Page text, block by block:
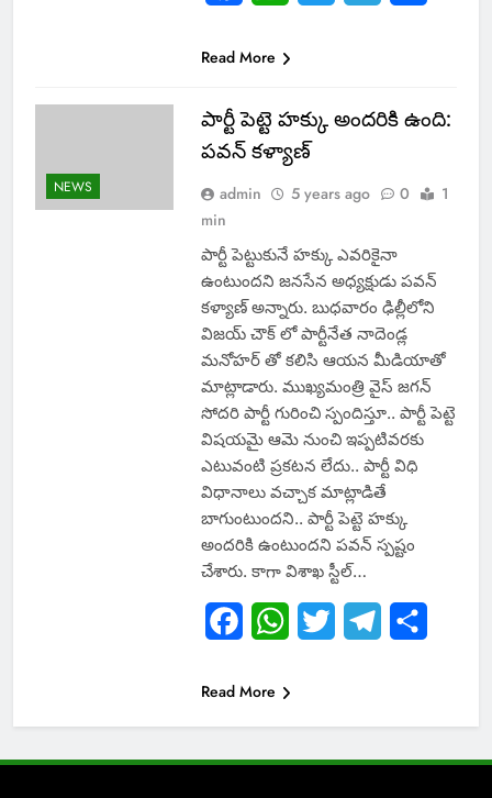
Read More
NEWS
పార్టీ పెట్టె హక్కు అందరికి ఉంది:
పవన్ కళ్యాణ్
admin 5 years ago 0
1
min
పార్టీ పెట్టుకునే హక్కు ఎవరికైనా
ఉంటుందని జనసేన అధ్యక్షుడు పవన్
కళ్యాణ్ అన్నారు. బుధవారం ఢిల్లీలోని
విజయ్ చౌక్ లో పార్టీనేత నాదెండ్ల
మనోహర్ తో కలిసి ఆయన మీడియాతో
మాట్లాడారు. ముఖ్యమంత్రి వైస్ జగన్
సోదరి పార్టీ గురించి స్పందిస్తూ.. పార్టీ పెట్టె
విషయమై ఆమె నుంచి ఇప్పటివరకు
ఎటువంటి ప్రకటన లేదు.. పార్టీ విధి
విధానాలు వచ్చాక మాట్లాడితే
బాగుంటుందని.. పార్టీ పెట్టె హక్కు
అందరికి ఉంటుందని పవన్ స్పష్టం
చేశారు. కాగా విశాఖ స్టీల్…
FacebookWhatsApp
Twitter Telegram
Read More